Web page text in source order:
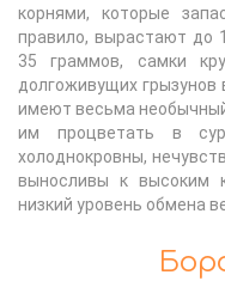
корнями, которые
правило, вырастают до
35 граммов, самки
долгоживущих грызунов
имеют весьма
им процветать в
холоднокровны,
выносливы к высоким
низкий уровень обмена